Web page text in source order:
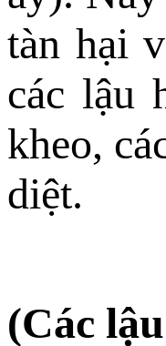
tàn hại
các lậu
kheo,
diệt.
(Các